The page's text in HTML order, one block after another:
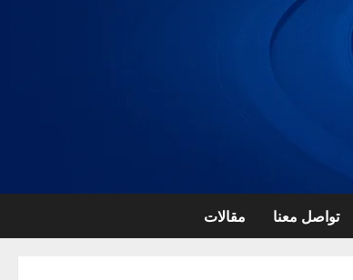
تواصل معنا مقالات